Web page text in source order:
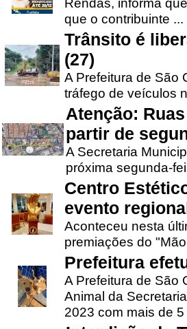
que o contribuinte ...
Trânsito é
(27)
A Prefeitura de São
tráfego de veículos
Atenção:
partir de
A Secretaria
próxima segunda-
Centro
evento
Aconteceu nesta
premiações do
Prefeitura
A Prefeitura de São
Animal da
2023 com mais de 5